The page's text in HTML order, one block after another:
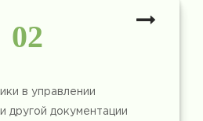
02
в управлении
другой документации